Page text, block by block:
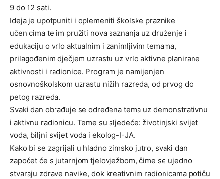
9 do 12 sati.
Ideja je upotpuniti i oplemeniti školske praznike
učenicima te im pružiti nova saznanja uz druženje i
edukaciju o vrlo aktualnim i zanimljivim temama,
prilagođenim dječjem uzrastu uz vrlo aktivne planirane
aktivnosti i radionice. Program je namijenjen
osnovnoškolskom uzrastu nižih razreda, od prvog do
petog razreda.
Svaki dan obrađuje se određena tema uz demonstrativnu
i aktivnu radionicu. Teme su sljedeće: životinjski svijet
voda, biljni svijet voda i ekolog-I-JA.
Kako bi se zagrijali u hladno zimsko jutro, svaki dan
započet će s jutarnjom tjelovježbom, čime se ujedno
stvaraju zdrave navike, dok kreativnim radionicama potiču